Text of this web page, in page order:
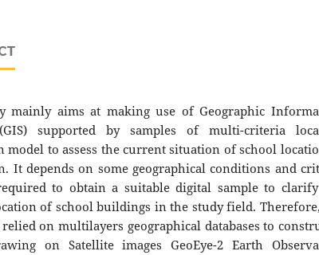
mainly aims at making use of Geographic
supported by samples of multi-criteria
model to assess the current situation of school
It depends on some geographical conditions and
to obtain a suitable digital sample to
of school buildings in the study field.
on multilayers geographical databases to
on Satellite images GeoEye-2 Earth